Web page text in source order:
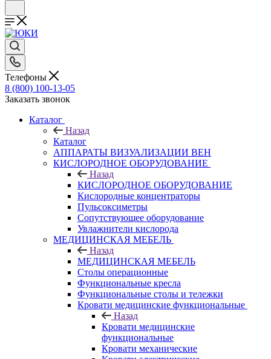
Телефоны
8 (800) 100-13-05
Заказать звонок
Каталог
Назад
Каталог
АППАРАТЫ ВИЗУАЛИЗАЦИИ ВЕН
КИСЛОРОДНОЕ ОБОРУДОВАНИЕ
Назад
КИСЛОРОДНОЕ ОБОРУДОВАНИЕ
Кислородные концентраторы
Пульсоксиметры
Сопутствующее оборудование
Увлажнители кислорода
МЕДИЦИНСКАЯ МЕБЕЛЬ
Назад
МЕДИЦИНСКАЯ МЕБЕЛЬ
Столы операционные
Функциональные кресла
Функциональные столы и тележки
Кровати медицинские функциональные
Назад
Кровати медицинские
функциональные
Кровати механические